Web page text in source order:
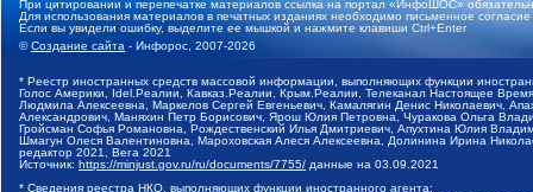
При цитировании и перепечатке материалов ссылка на портал «ИнфоШОС»
Для использования материалов в печатных изданиях необходимо письменное
Если вы увидели ошибку, выделите ее мышкой и нажмите клавиши Ctrl+Enter
©Создание сайта - Инфорос, 2007-2026
* Реестр иностранных средств массовой информации, выполняющих функции
Голос Америки, Idel.Реалии, Кавказ.Реалии, Крым.Реалии, Телеканал Настоящее
Людмила Алексеевна, Маркелов Сергей Евгеньевич, Камалягин Денис Николаевич,
Александрович, Маняхин Петр Борисович, Ярош Юлия Петровна, Чуракова Ольга
Гройсман Софья Романовна, Рождественский Илья Дмитриевич, Апухтина Юлия
Шмагун Олеся Валентиновна, Мароховская Алеся Алексеевна, Долинина Ирина
редактор 2021, Вега 2021
Источник: https://minjust.gov.ru/ru/documents/7755/ данные на 03.09.2021
* Сведения реестра НКО, выполняющих функции иностранного агента: